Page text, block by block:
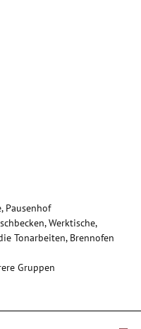
Pausenhof
Werktische,
Tonarbeiten, Brennofen
Gruppen